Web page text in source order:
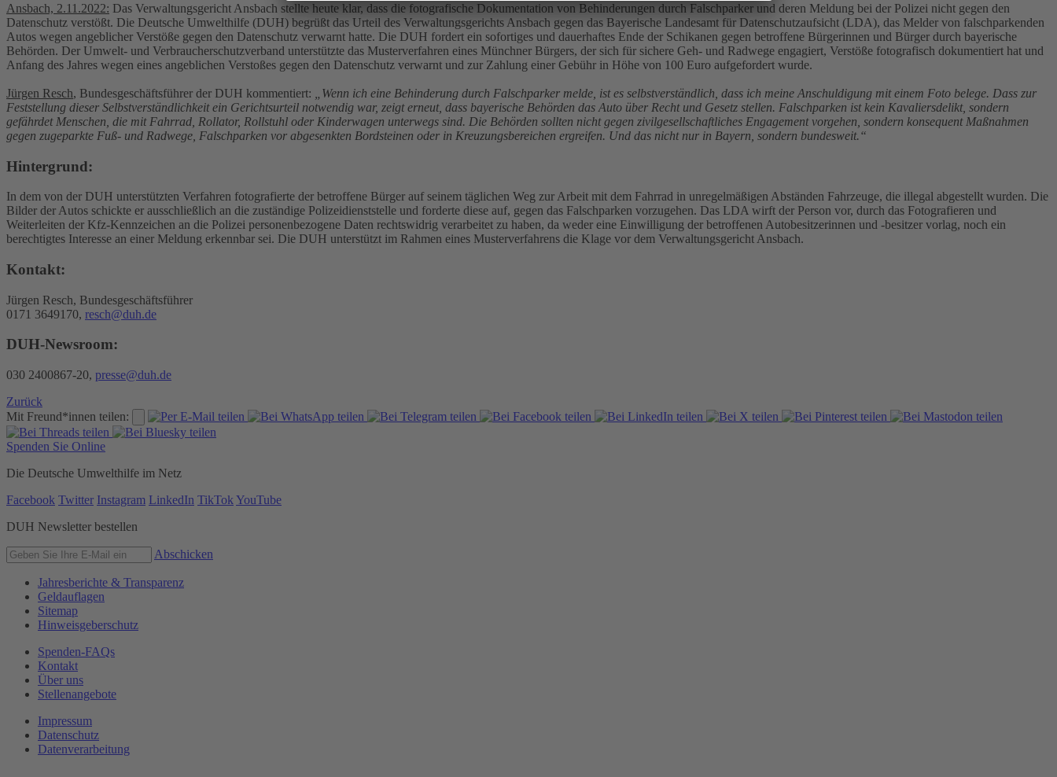
Ansbach, 2.11.2022: Das Verwaltungsgericht Ansbach stellte heute klar, dass die fotografische Dokumentation von Behinderungen durch Falschparker und deren Meldung bei der Polizei nicht gegen den
Datenschutz verstößt. Die Deutsche Umwelthilfe (DUH) begrüßt das Urteil des Verwaltungsgerichts Ansbach gegen das Bayerische Landesamt für Datenschutzaufsicht (LDA), das Melder von falschparkenden
Autos wegen angeblicher Verstöße gegen den Datenschutz verwarnt hatte. Die DUH fordert ein sofortiges und dauerhaftes Ende der Schikanen gegen betroffene Bürgerinnen und Bürger durch bayerische
Behörden. Der Umwelt- und Verbraucherschutzverband unterstützte das Musterverfahren eines Münchner Bürgers, der sich für sichere Geh- und Radwege engagiert, Verstöße fotografisch dokumentiert hat und
Anfang des Jahres wegen eines angeblichen Verstoßes gegen den Datenschutz verwarnt und zur Zahlung einer Gebühr in Höhe von 100 Euro aufgefordert wurde.
Jürgen Resch, Bundesgeschäftsführer der DUH kommentiert:
„Wenn ich eine Behinderung durch Falschparker melde, ist es selbstverständlich, dass ich meine Anschuldigung mit einem Foto belege. Dass zur
Feststellung dieser Selbstverständlichkeit ein Gerichtsurteil notwendig war, zeigt erneut, dass bayerische Behörden das Auto über Recht und Gesetz stellen. Falschparken ist kein Kavaliersdelikt, sondern
gefährdet Menschen, die mit Fahrrad, Rollator, Rollstuhl oder Kinderwagen unterwegs sind. Die Behörden sollten nicht gegen zivilgesellschaftliches Engagement vorgehen, sondern konsequent Maßnahmen
gegen zugeparkte Fuß- und Radwege, Falschparken vor abgesenkten Bordsteinen oder in Kreuzungsbereichen ergreifen. Und das nicht nur in Bayern, sondern bundesweit.“
Hintergrund:
In dem von der DUH unterstützten Verfahren fotografierte der betroffene Bürger auf seinem täglichen Weg zur Arbeit mit dem Fahrrad in unregelmäßigen Abständen Fahrzeuge, die illegal abgestellt wurden. Die
Bilder der Autos schickte er ausschließlich an die zuständige Polizeidienststelle und forderte diese auf, gegen das Falschparken vorzugehen. Das LDA wirft der Person vor, durch das Fotografieren und
Weiterleiten der Kfz-Kennzeichen an die Polizei personenbezogene Daten rechtswidrig verarbeitet zu haben, da weder eine Einwilligung der betroffenen Autobesitzerinnen und -besitzer vorlag, noch ein
berechtigtes Interesse an einer Meldung erkennbar sei. Die DUH unterstützt im Rahmen eines Musterverfahrens die Klage vor dem Verwaltungsgericht Ansbach.
Kontakt:
Jürgen Resch, Bundesgeschäftsführer
0171 3649170, resch@duh.de
DUH-Newsroom:
030 2400867-20, presse@duh.de
Zurück
Mit Freund*innen teilen:
Spenden Sie Online
Die Deutsche Umwelthilfe im Netz
Facebook Twitter Instagram LinkedIn TikTok YouTube
DUH Newsletter bestellen
Abschicken
Jahresberichte & Transparenz
Geldauflagen
Sitemap
Hinweisgeberschutz
Spenden-FAQs
Kontakt
Über uns
Stellenangebote
Impressum
Datenschutz
Datenverarbeitung